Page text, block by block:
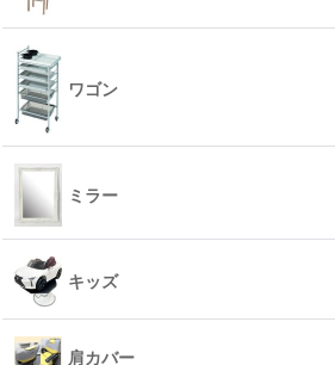
ワゴン
ミラー
キッズ
肩カバー